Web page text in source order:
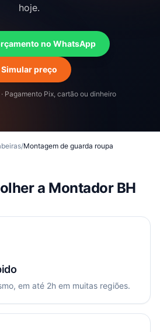
hoje.
no WhatsApp
Simular preço
Pagamento Pix, cartão ou dinheiro
/Montagem de guarda roupa
a Montador BH
em até 2h em muitas regiões.